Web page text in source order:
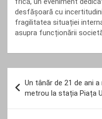
desfășoară cu
fragilitatea situației
asupra funcționării
în
articole
Un tânăr de 21 de ani
metrou la stația Piața